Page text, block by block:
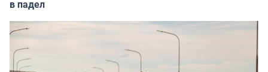
в падел